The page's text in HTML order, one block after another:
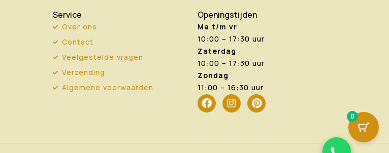
Service
Over ons
Contact
Veelgestelde vragen
Verzending
Algemene voorwaarden
Openingstijden
Ma t/m vr
10:00 – 17:30 uur
Zaterdag
10:00 – 17:30 uur
Zondag
11:00 – 16:30 uur
F
a
I
n
P
i
0